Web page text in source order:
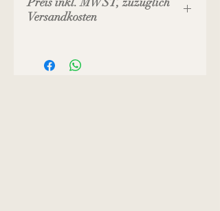
Versandkosten